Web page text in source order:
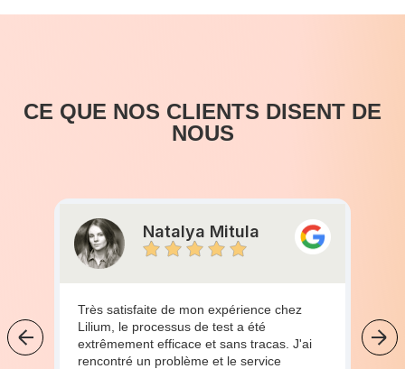
CE QUE NOS CLIENTS DISENT DE
NOUS
Natalya Mitula
Très satisfaite de mon expérience chez
Lilium, le processus de test a été
extrêmement efficace et sans tracas. J'ai
rencontré un problème et le service